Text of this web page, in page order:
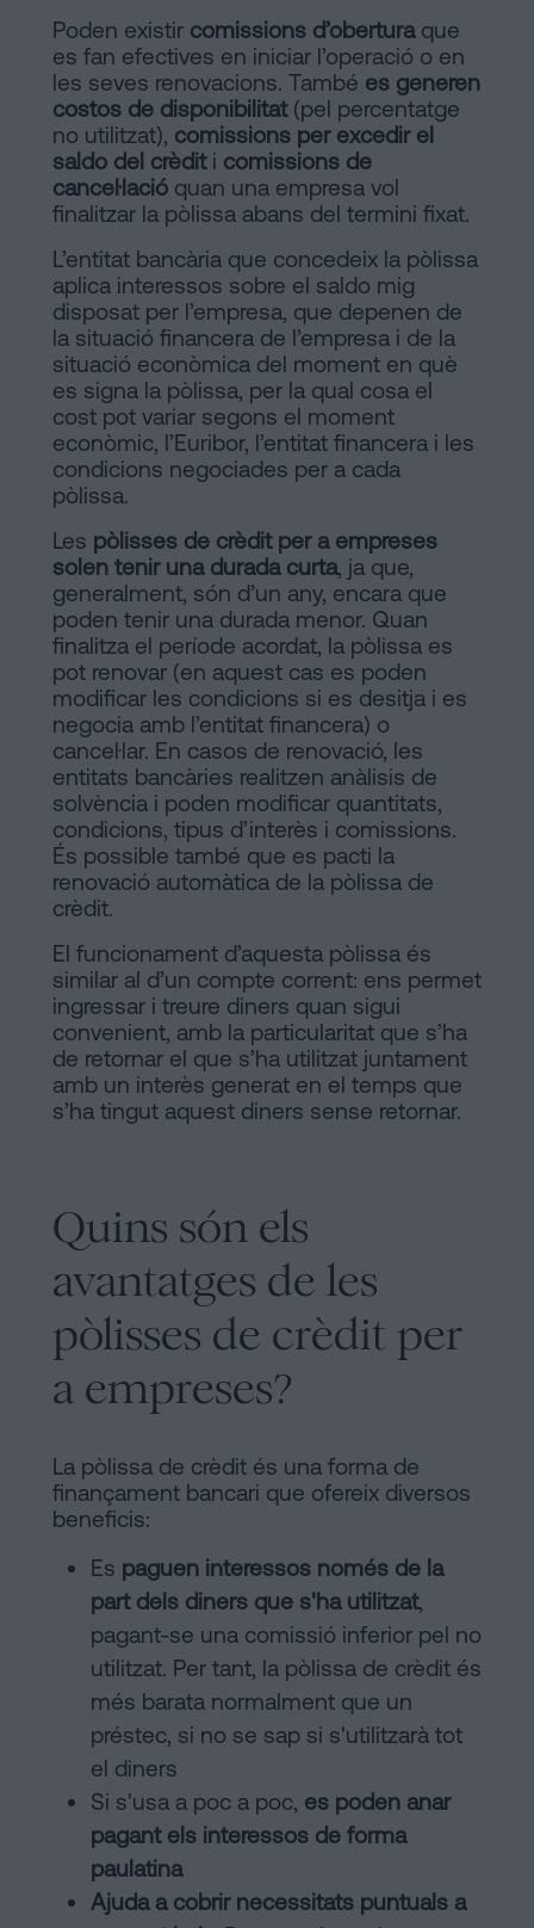
Poden existir comissions d’oberturaque
es fan efectives en iniciar l’operació o en
les seves renovacions. També es generen
costos de disponibilitat(pel percentatge
no utilitzat), comissions per excedir el
saldo del crèditi comissions de
cancel·lació quan una empresa vol
finalitzar la pòlissa abans del termini fixat.
L’entitat bancària que concedeix la pòlissa
aplica interessos sobre el saldo mig
disposat per l’empresa, que depenen de
la situació financera de l’empresa i de la
situació econòmica del moment en què
es signa la pòlissa, per la qual cosa el
cost pot variar segons el moment
econòmic, l’Euribor, l’entitat financera i les
condicions negociades per a cada
pòlissa.
Les pòlisses de crèdit per a empreses
solen tenir una durada curta, ja que,
generalment, són d’un any, encara que
poden tenir una durada menor. Quan
finalitza el període acordat, la pòlissa es
pot renovar (en aquest cas es poden
modificar les condicions si es desitja i es
negocia amb l’entitat financera) o
cancel·lar. En casos de renovació, les
entitats bancàries realitzen anàlisis de
solvència i poden modificar quantitats,
condicions, tipus d’interès i comissions.
És possible també que es pacti la
renovació automàtica de la pòlissa de
crèdit.
El funcionament d’aquesta pòlissa és
similar al d’un compte corrent: ens permet
ingressar i treure diners quan sigui
convenient, amb la particularitat que s’ha
de retornar el que s’ha utilitzat juntament
amb un interès generat en el temps que
s’ha tingut aquest diners sense retornar.
Quins són els
avantatges de les
pòlisses de crèdit per
a empreses?
La pòlissa de crèdit és una forma de
finançament bancari que ofereix diversos
beneficis:
Es paguen interessos només de la
part dels diners que s'ha utilitzat,
pagant-se una comissió inferior pel no
utilitzat. Per tant, la pòlissa de crèdit és
més barata normalment que un
préstec, si no se sap si s'utilitzarà tot
el diners
Si s'usa a poc a poc, es poden anar
pagant els interessos de forma
paulatina
Ajuda a cobrir necessitats puntuals a